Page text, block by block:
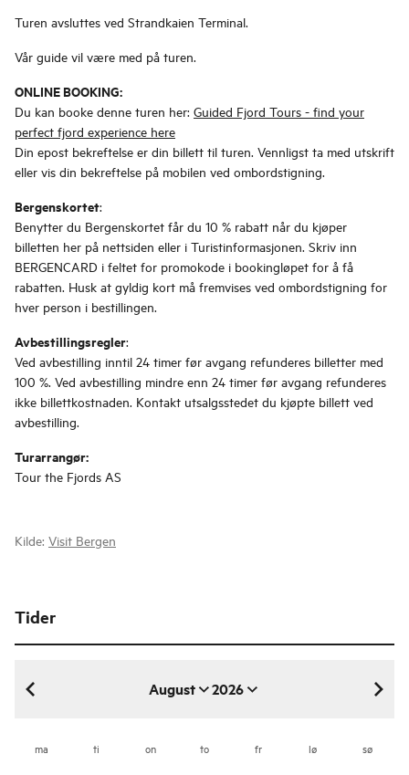
Turen avsluttes ved Strandkaien Terminal.
Vår guide vil være med på turen.
ONLINE BOOKING:
Du kan booke denne turen her: Guided Fjord Tours - find your
perfect fjord experience here
Din epost bekreftelse er din billett til turen. Vennligst ta med utskrift
eller vis din bekreftelse på mobilen ved ombordstigning.
Bergenskortet:
Benytter du Bergenskortet får du 10 % rabatt når du kjøper
billetten her på nettsiden eller i Turistinformasjonen. Skriv inn
BERGENCARD i feltet for promokode i bookingløpet for å få
rabatten. Husk at gyldig kort må fremvises ved ombordstigning for
hver person i bestillingen.
Avbestillingsregler:
Ved avbestilling inntil 24 timer før avgang refunderes billetter med
100 %. Ved avbestilling mindre enn 24 timer før avgang refunderes
ikke billettkostnaden. Kontakt utsalgsstedet du kjøpte billett ved
avbestilling.
Turarrangør:
Tour the Fjords AS
Kilde: Visit Bergen
Tider
August 2026
august 2026
ma ti on to fr lø sø